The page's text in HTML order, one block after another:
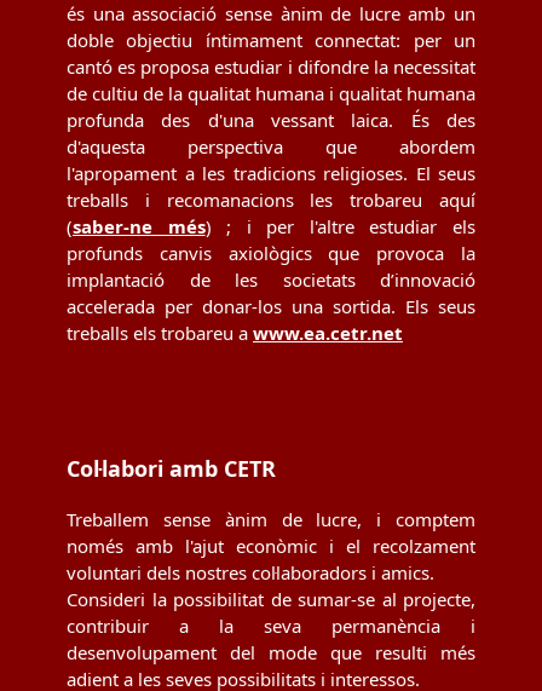
és una associació sense ànim de lucre amb un
doble objectiu íntimament connectat: per un
cantó es proposa estudiar i difondre la necessitat
de cultiu de la qualitat humana i qualitat humana
profunda des d'una vessant laica. És des
d'aquesta perspectiva que abordem
l'apropament a les tradicions religioses. El seus
treballs i recomanacions les trobareu aquí
(saber-ne més) ; i per l'altre estudiar els
profunds canvis axiològics que provoca la
implantació de les societats d’innovació
accelerada per donar-los una sortida. Els seus
treballs els trobareu a www.ea.cetr.net
Col·labori amb CETR
Treballem sense ànim de lucre, i comptem
només amb l'ajut econòmic i el recolzament
voluntari dels nostres col·laboradors i amics.
Consideri la possibilitat de sumar-se al projecte,
contribuir a la seva permanència i
desenvolupament del mode que resulti més
adient a les seves possibilitats i interessos.